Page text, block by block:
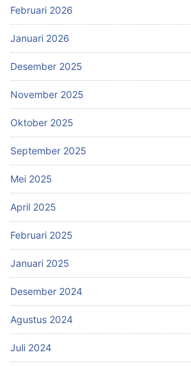
Februari 2026
Januari 2026
Desember 2025
November 2025
Oktober 2025
September 2025
Mei 2025
April 2025
Februari 2025
Januari 2025
Desember 2024
Agustus 2024
Juli 2024